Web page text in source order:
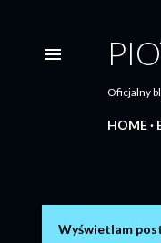
Oficjalny
HOME
Wyświetlam